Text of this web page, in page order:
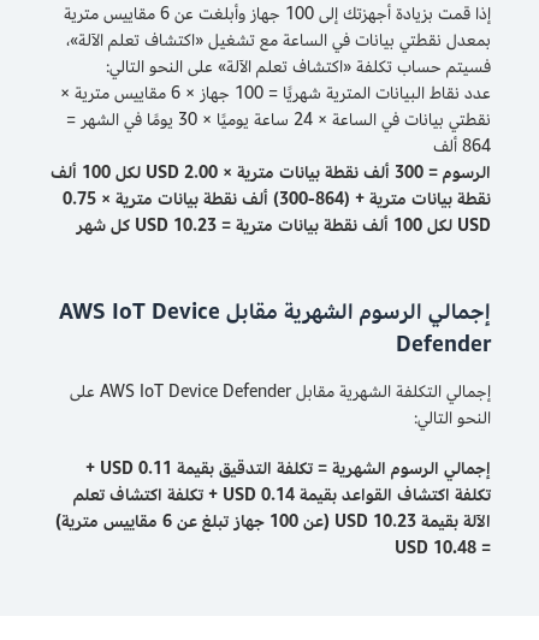
إذا قمت بزيادة أجهزتك إلى 100 جهاز وأبلغت عن 6 مقاييس مترية
بمعدل نقطتي بيانات في الساعة مع تشغيل «اكتشاف تعلم الآلة»،
فسيتم حساب تكلفة «اكتشاف تعلم الآلة» على النحو التالي:
عدد نقاط البيانات المترية شهريًا = 100 جهاز × 6 مقاييس مترية ×
نقطتي بيانات في الساعة × 24 ساعة يوميًا × 30 يومًا في الشهر =
864 ألف
الرسوم = 300 ألف نقطة بيانات مترية × 2.00 USD لكل 100 ألف
نقطة بيانات مترية + (864-300) ألف نقطة بيانات مترية × 0.75
USD لكل 100 ألف نقطة بيانات مترية = 10.23 USD كل شهر
إجمالي الرسوم الشهرية مقابل AWS IoT Device
Defender
إجمالي التكلفة الشهرية مقابل AWS IoT Device Defender على
النحو التالي:
إجمالي الرسوم الشهرية = تكلفة التدقيق بقيمة 0.11 USD +
تكلفة اكتشاف القواعد بقيمة 0.14 USD + تكلفة اكتشاف تعلم
الآلة بقيمة 10.23 USD (عن 100 جهاز تبلغ عن 6 مقاييس مترية)
= 10.48 USD